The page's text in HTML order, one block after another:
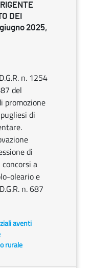
DEI
giugno 2025,
n. 1254
del
promozione
di
di
a
oleario e
n. 687
aventi
rurale